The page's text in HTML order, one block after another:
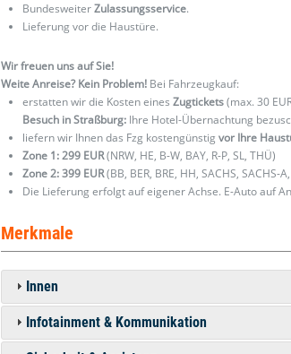
BundesweiterZulassungsservice.
Lieferung vor die Haustüre.
Wir freuen uns auf Sie!
Weite Anreise? Kein Problem! Bei Fahrzeugkauf:
erstatten wir die Kosten einesZugtickets(max. 30
Besuch in Straßburg: Ihre Hotel-Übernachtung
liefern wir Ihnen das Fzg kostengünstigvor Ihre
Zone 1: 299 EUR(NRW, HE, B-W, BAY, R-P, SL, THÜ)
Zone 2: 399 EUR(BB, BER, BRE, HH, SACHS, SACHS-
Die Lieferung erfolgt auf eigener Achse. E-Auto auf
Merkmale
Innen
Infotainment & Kommunikation